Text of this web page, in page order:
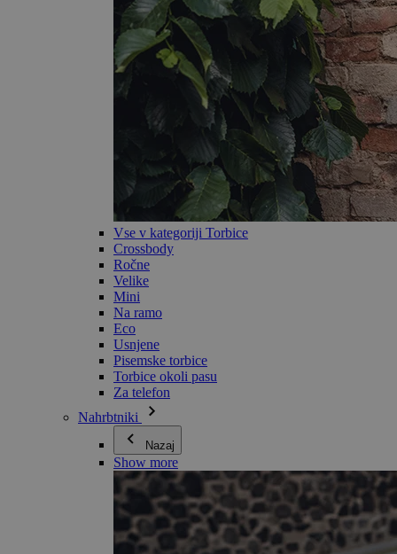
Vse v kategoriji Torbice
Crossbody
Ročne
Velike
Mini
Na ramo
Eco
Usnjene
Pisemske torbice
Torbice okoli pasu
Za telefon
Nahrbtniki
Nazaj
Show more